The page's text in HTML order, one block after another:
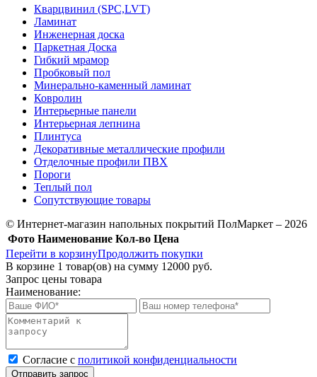
Кварцвинил (SPC,LVT)
Ламинат
Инженерная доска
Паркетная Доска
Гибкий мрамор
Пробковый пол
Минерально-каменный ламинат
Ковролин
Интерьерные панели
Интерьерная лепнина
Плинтуса
Декоративные металлические профили
Отделочные профили ПВХ
Пороги
Теплый пол
Сопутствующие товары
© Интернет-магазин напольных покрытий ПолМаркет – 2026
Фото Наименование Кол-во Цена
Перейти в корзинуПродолжить покупки
В корзине 1 товар(ов) на сумму 12000 руб.
Запрос цены товара
Наименование:
Cогласие с политикой конфиденциальности
Отправить запрос